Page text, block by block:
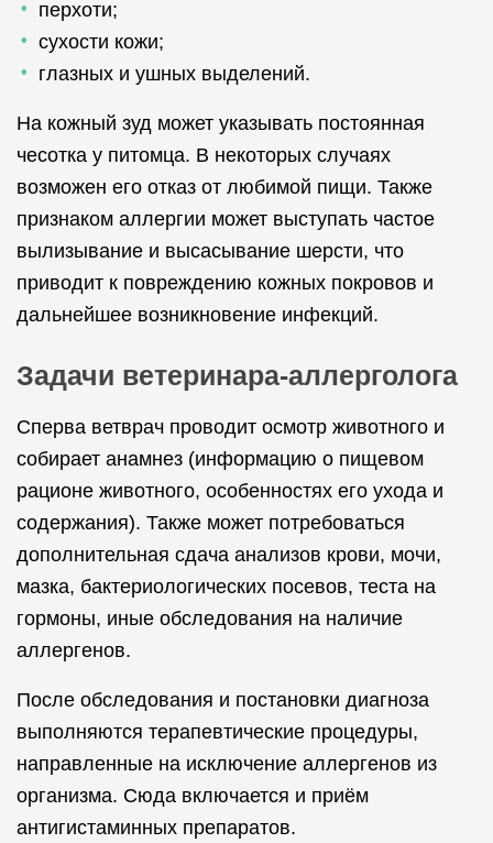
перхоти;
сухости кожи;
глазных и ушных выделений.
На кожный зуд может указывать постоянная
чесотка у питомца. В некоторых случаях
возможен его отказ от любимой пищи. Также
признаком аллергии может выступать частое
вылизывание и высасывание шерсти, что
приводит к повреждению кожных покровов и
дальнейшее возникновение инфекций.
Задачи ветеринара-аллерголога
Сперва ветврач проводит осмотр животного и
собирает анамнез (информацию о пищевом
рационе животного, особенностях его ухода и
содержания). Также может потребоваться
дополнительная сдача анализов крови, мочи,
мазка, бактериологических посевов, теста на
гормоны, иные обследования на наличие
аллергенов.
После обследования и постановки диагноза
выполняются терапевтические процедуры,
направленные на исключение аллергенов из
организма. Сюда включается и приём
антигистаминных препаратов.